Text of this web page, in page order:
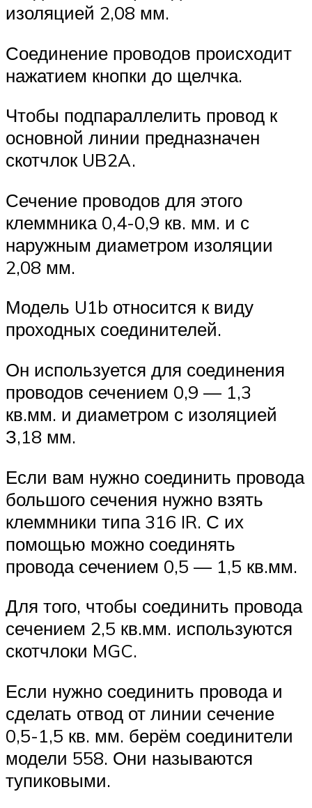
изоляцией 2,08 мм.
Соединение проводов происходит
нажатием кнопки до щелчка.
Чтобы подпараллелить провод к
основной линии предназначен
скотчлок UB2A.
Сечение проводов для этого
клеммника 0,4-0,9 кв. мм. и с
наружным диаметром изоляции
2,08 мм.
Модель U1b относится к виду
проходных соединителей.
Он используется для соединения
проводов сечением 0,9 — 1,3
кв.мм. и диаметром с изоляцией
З,18 мм.
Если вам нужно соединить провода
большого сечения нужно взять
клеммники типа 316 IR. С их
помощью можно соединять
провода сечением 0,5 — 1,5 кв.мм.
Для того, чтобы соединить провода
сечением 2,5 кв.мм. используются
скотчлоки MGC.
Если нужно соединить провода и
сделать отвод от линии сечение
0,5-1,5 кв. мм. берём соединители
модели 558. Они называются
тупиковыми.